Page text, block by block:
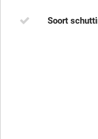
Soort